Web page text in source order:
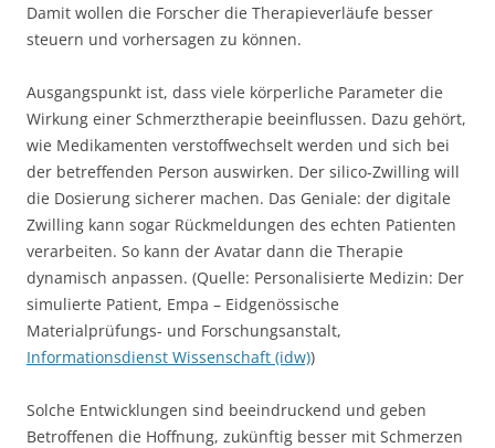
Damit wollen die Forscher die Therapieverläufe besser
steuern und vorhersagen zu können.
Ausgangspunkt ist, dass viele körperliche Parameter die
Wirkung einer Schmerztherapie beeinflussen. Dazu gehört,
wie Medikamenten verstoffwechselt werden und sich bei
der betreffenden Person auswirken. Der silico-Zwilling will
die Dosierung sicherer machen. Das Geniale: der digitale
Zwilling kann sogar Rückmeldungen des echten Patienten
verarbeiten. So kann der Avatar dann die Therapie
dynamisch anpassen. (Quelle: Personalisierte Medizin: Der
simulierte Patient, Empa – Eidgenössische
Materialprüfungs- und Forschungsanstalt,
Informationsdienst Wissenschaft (idw))
Solche Entwicklungen sind beeindruckend und geben
Betroffenen die Hoffnung, zukünftig besser mit Schmerzen